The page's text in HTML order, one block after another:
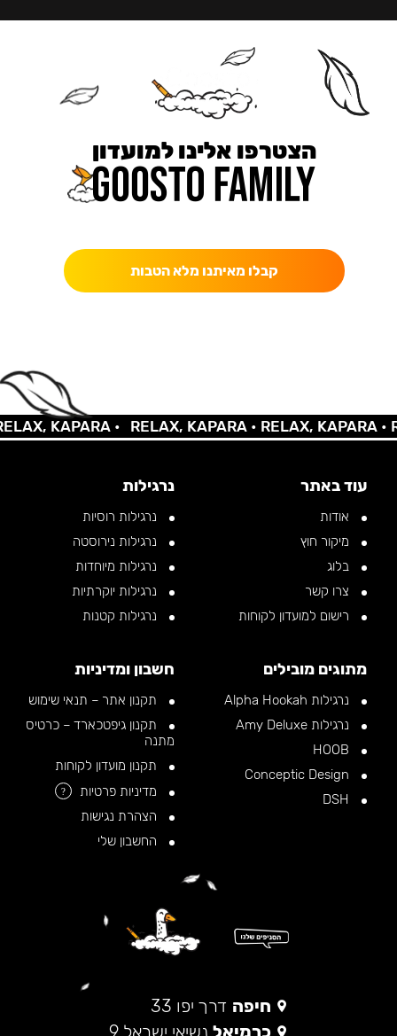
הצטרפו אלינו למועדון
קבלו מאיתנו מלא הטבות
KAPARA • RELAX, KAPARA •RELAX, KAPARA •
עוד באתר
אודות
מיקור חוץ
בלוג
צרו קשר
רישום למועדון לקוחות
נרגילות
נרגילות רוסיות
נרגילות נירוסטה
נרגילות מיוחדות
נרגילות יוקרתיות
נרגילות קטנות
מתוגים מובילים
נרגילות Alpha Hookah
נרגילות Amy Deluxe
חשבון ומדיניות
תקנון אתר – תנאי שימוש
תקנון גיפטכארד – כרטיס
מתנה
תקנון מועדון לקוחות
מדיניות פרטיות
?
הצהרת נגישות
החשבון שלי
חיפה דרך יפו 33
כרמיאל נשיאי ישראל 9